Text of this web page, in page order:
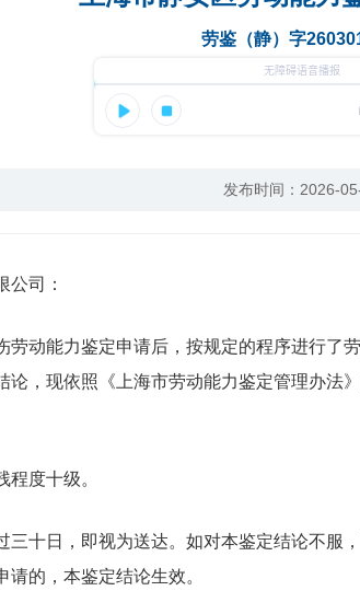
劳鉴（静）字
发布时间：2026-
公司：
能力鉴定申请后，按规定的程序进行了
论，现依照《上海市劳动能力鉴定管理办法
度十级。
日，即视为送达。如对本鉴定结论不服
的，本鉴定结论生效。